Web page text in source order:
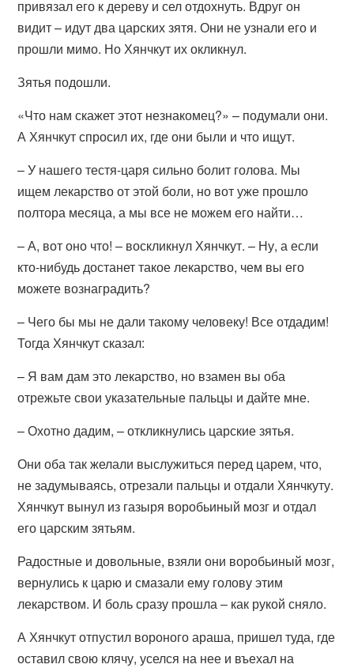
привязал его к дереву и сел отдохнуть. Вдруг он
видит – идут два царских зятя. Они не узнали его и
прошли мимо. Но Хянчкут их окликнул.
Зятья подошли.
«Что нам скажет этот незнакомец?» – подумали они.
А Хянчкут спросил их, где они были и что ищут.
– У нашего тестя-царя сильно болит голова. Мы
ищем лекарство от этой боли, но вот уже прошло
полтора месяца, а мы все не можем его найти…
– А, вот оно что! – воскликнул Хянчкут. – Ну, а если
кто-нибудь достанет такое лекарство, чем вы его
можете вознаградить?
– Чего бы мы не дали такому человеку! Все отдадим!
Тогда Хянчкут сказал:
– Я вам дам это лекарство, но взамен вы оба
отрежьте свои указательные пальцы и дайте мне.
– Охотно дадим, – откликнулись царские зятья.
Они оба так желали выслужиться перед царем, что,
не задумываясь, отрезали пальцы и отдали Хянчкуту.
Хянчкут вынул из газыря воробьиный мозг и отдал
его царским зятьям.
Радостные и довольные, взяли они воробьиный мозг,
вернулись к царю и смазали ему голову этим
лекарством. И боль сразу прошла – как рукой сняло.
А Хянчкут отпустил вороного араша, пришел туда, где
оставил свою клячу, уселся на нее и въехал на